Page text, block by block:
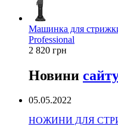
Машинка для
Professional
2 820 грн
Новини
05.05.2022
НОЖИНИ ДЛЯ